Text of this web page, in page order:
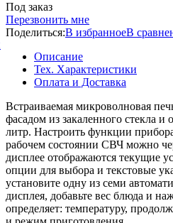
Под заказ
Перезвонить мне
Поделиться:В избранноеВ
Описание
Тех. Характеристики
Оплата и Доставка
Встраиваемая микроволновая
фасадом из закаленного стекла
литр. Настроить функции
рабочем состоянии СВЧ можно
дисплее отображаются текущие
опции для выбора и текстовые
установите одну из семи
дисплея, добавьте вес блюда и
определяет: температуру,